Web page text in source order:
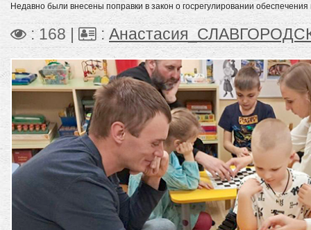
Недавно были внесены поправки в закон о госрегулировании
: 168 | :